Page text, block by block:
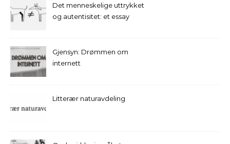
Det menneskelige uttrykket
og autentisitet: et essay
Gjensyn: Drømmen om
internett
Litterær naturavdeling